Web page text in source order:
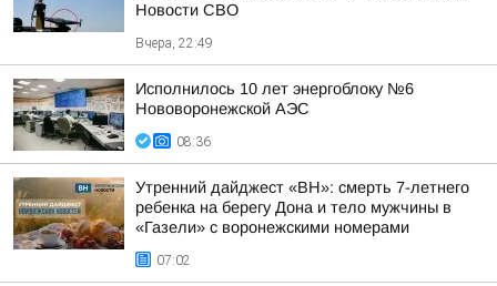
Новости СВО
Вчера, 22:49
Исполнилось 10 лет энергоблоку №6
Нововоронежской АЭС
08:36
Утренний дайджест «ВН»: смерть 7-летнего
ребенка на берегу Дона и тело мужчины в
«Газели» с воронежскими номерами
07:02